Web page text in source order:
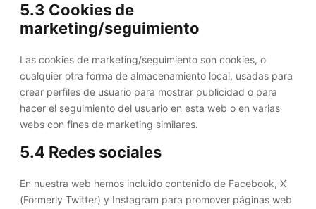
5.3 Cookies de
marketing/seguimiento
Las cookies de marketing/seguimiento son cookies, o
cualquier otra forma de almacenamiento local, usadas para
crear perfiles de usuario para mostrar publicidad o para
hacer el seguimiento del usuario en esta web o en varias
webs con fines de marketing similares.
5.4 Redes sociales
En nuestra web hemos incluido contenido de Facebook, X
(Formerly Twitter) y Instagram para promover páginas web